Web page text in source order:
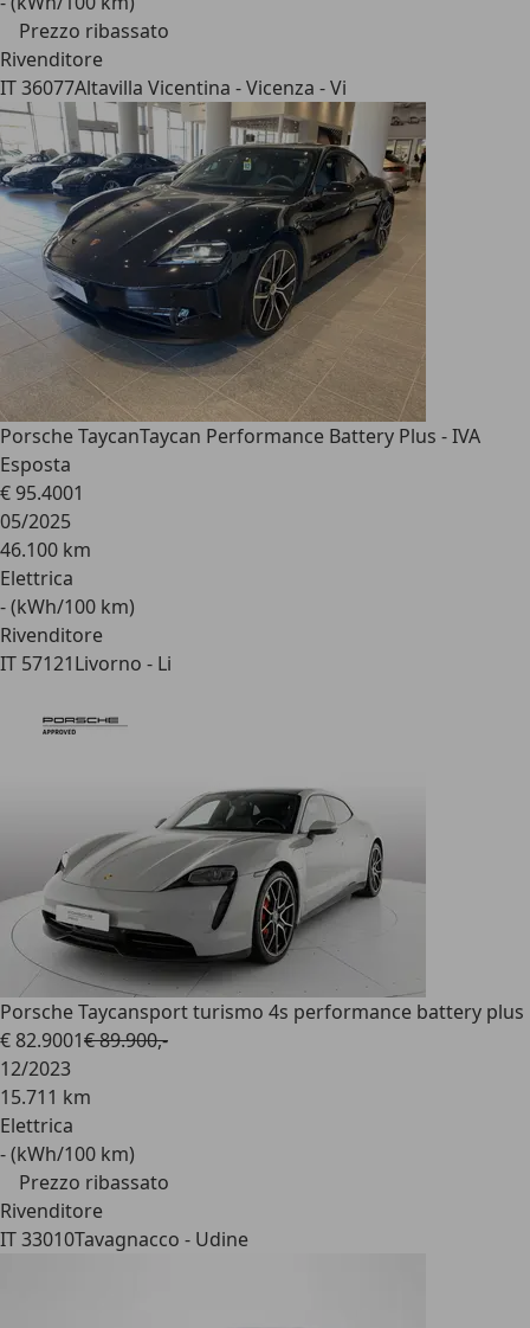
Prezzo ribassato
Rivenditore
IT 36077Altavilla Vicentina - Vicenza - Vi
Porsche TaycanTaycan Performance Battery Plus - IVA
Esposta
€ 95.4001
05/2025
46.100 km
Elettrica
- (kWh/100 km)
Rivenditore
IT 57121Livorno - Li
Porsche Taycansport turismo 4s performance battery plus
€ 82.9001€ 89.900,-
12/2023
15.711 km
Elettrica
- (kWh/100 km)
Prezzo ribassato
Rivenditore
IT 33010Tavagnacco - Udine